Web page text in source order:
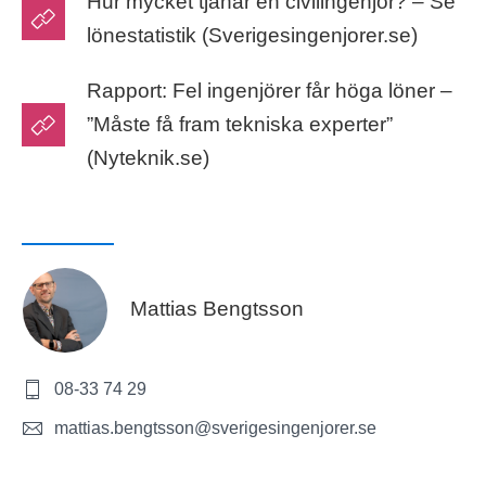
lönestatistik (Sverigesingenjorer.se)
Rapport: Fel ingenjörer får höga löner –
”Måste få fram tekniska experter”
(Nyteknik.se)
Mattias Bengtsson
08-33 74 29
mattias.bengtsson@sverigesingenjorer.se